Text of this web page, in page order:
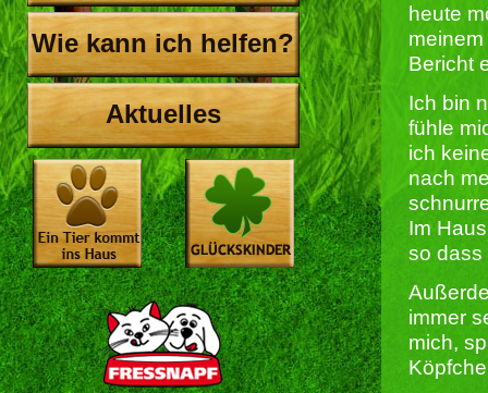
Wie kann ich helfen?
Aktuelles
heute
Bericht
Ich bin
fühle
ich
nach
Im
so dass
immer
mich,